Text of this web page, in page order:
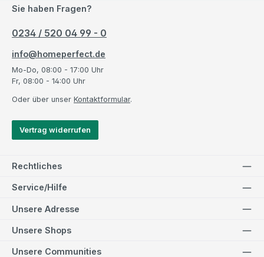
Sie haben Fragen?
0234 / 520 04 99 - 0
info@homeperfect.de
Mo-Do, 08:00 - 17:00 Uhr
Fr, 08:00 - 14:00 Uhr
Oder über unser Kontaktformular.
Vertrag widerrufen
Rechtliches
Service/Hilfe
Unsere Adresse
Unsere Communities
Unsere Shops